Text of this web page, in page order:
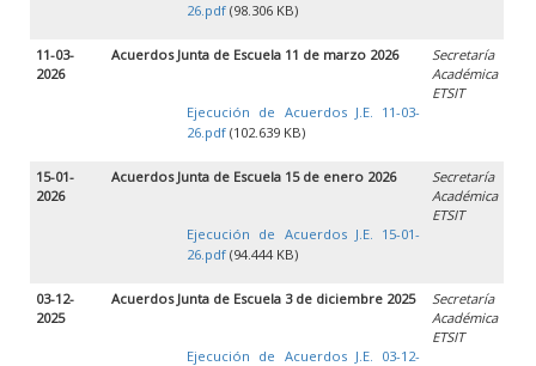
26.pdf (98.306 KB)
11-03-
2026
Acuerdos Junta de Escuela 11 de marzo 2026
Ejecución de Acuerdos J.E. 11-03-
26.pdf (102.639 KB)
Secretaría
Académica
ETSIT
15-01-
2026
Acuerdos Junta de Escuela 15 de enero 2026
Ejecución de Acuerdos J.E. 15-01-
26.pdf (94.444 KB)
Secretaría
Académica
ETSIT
03-12-
2025
Acuerdos Junta de Escuela 3 de diciembre 2025
Ejecución de Acuerdos J.E. 03-12-
Secretaría
Académica
ETSIT